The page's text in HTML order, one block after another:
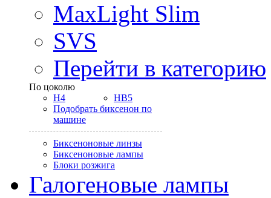
MaxLight Slim
SVS
Перейти в категорию
По цоколю
H4
HB5
Подобрать биксенон по
машине
Биксеноновые линзы
Биксеноновые лампы
Блоки розжига
Галогеновые лампы